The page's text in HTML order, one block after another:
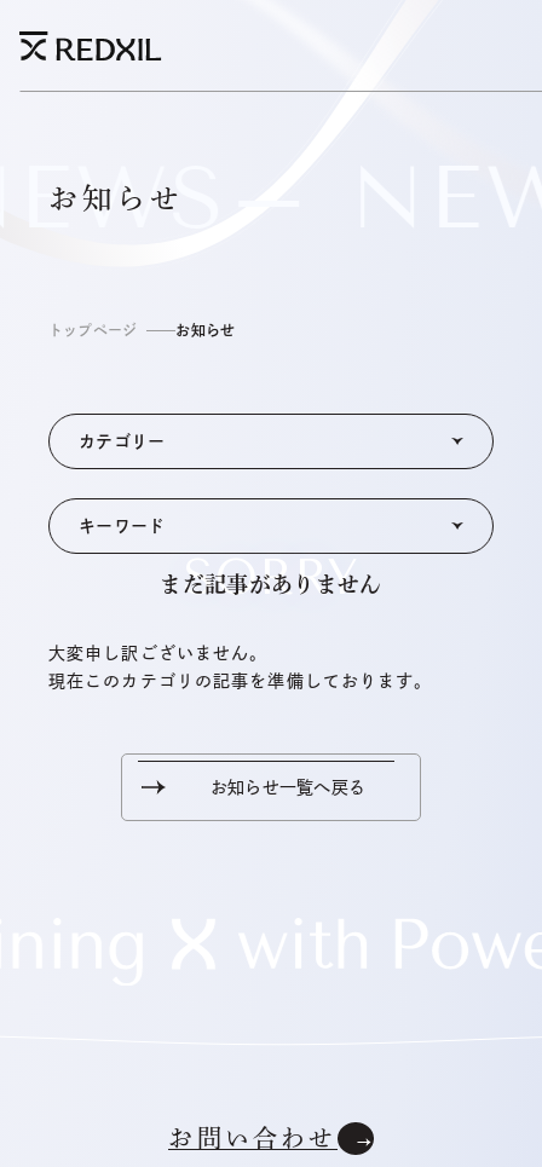
お知らせ
トップページ お知らせ
カテゴリー
キーワード
SORRY
まだ記事がありません
大変申し訳ございません。
現在このカテゴリの記事を準備しております。
お知らせ一覧へ戻る
お問い合わせ